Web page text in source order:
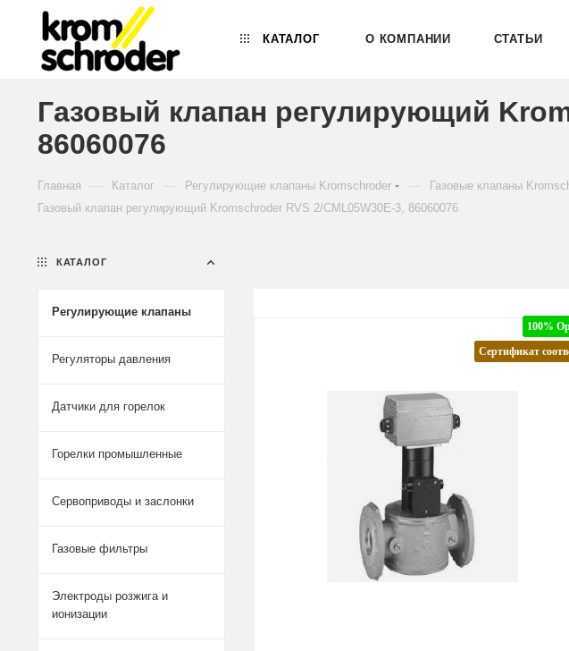
КАТАЛОГ О КОМПАНИИ СТАТЬИ
Газовый клапан регулирующий
86060076
Главная Каталог Регулирующие клапаны Kromschroder Газовые клапаны
Газовый клапан регулирующий Kromschroder RVS 2/CML05W30E-3, 86060076
100%
Сертификат
КАТАЛОГ
Регулирующие клапаны
Регуляторы давления
Датчики для горелок
Горелки промышленные
Сервоприводы и заслонки
Газовые фильтры
Электроды розжига и
ионизации